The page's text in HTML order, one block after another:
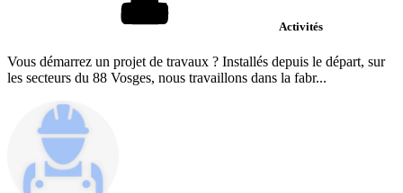
Activités
Vous démarrez un projet de travaux ? Installés depuis le départ, sur
les secteurs du 88 Vosges, nous travaillons dans la fabr...